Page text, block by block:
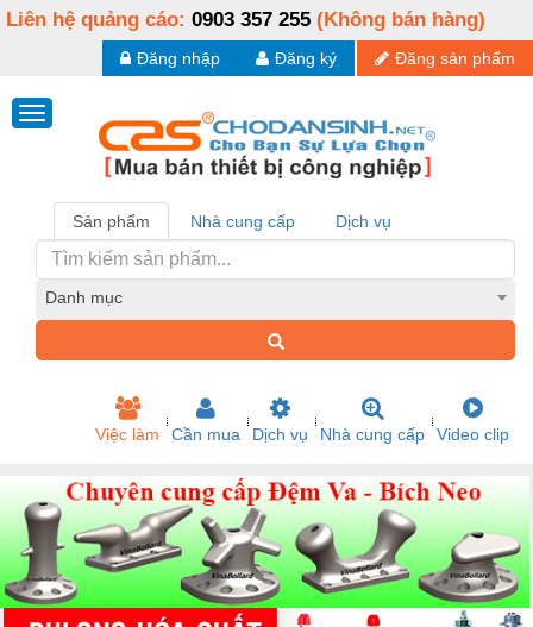
Liên hệ quảng cáo: 0903 357 255 (Không bán hàng)
Đăng sản phẩm
Đăng ký
Đăng nhập
Sản phẩm Nhà cung cấp Dịch vụ
Danh mục
Việc làm Cần mua Dịch vụ Nhà cung cấp Video clip